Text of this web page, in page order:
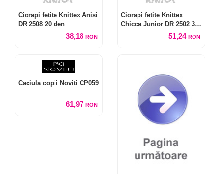
Ciorapi fetite Knittex Anisi
DR 2508 20 den
38,18 RON
Ciorapi fetite Knittex
Chicca Junior DR 2502 30
51,24 RON
Caciula copii Noviti CP059
61,97 RON